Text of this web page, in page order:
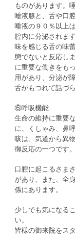
ものがあります。
唾液腺と、舌や口
唾液の９０％以上
腔内に分泌されます
味を感じる舌の味
態でないと反応し
に重要な働きをも
用があり、分泌が
舌がもつれて話づ
⑥呼吸機能
生命の維持に重要
に、くしゃみ、鼻
咳は、気道から異
御反応の一つです。
口腔に起こるさま
があり、また、全
係にあります。
少しでも気になる
い。
皆様の御来院をス